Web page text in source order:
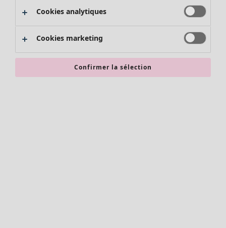
Promos SOLDES
Les promos de Gudrun Sjödén
Nouvel arrivage
Bonnes affaires en soldes - jusqu'à -70
Cookies analytiques
Cookies marketing
Confirmer la sélection